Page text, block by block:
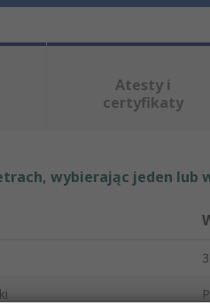
Atesty i
certyfikaty
wybierając jeden lub